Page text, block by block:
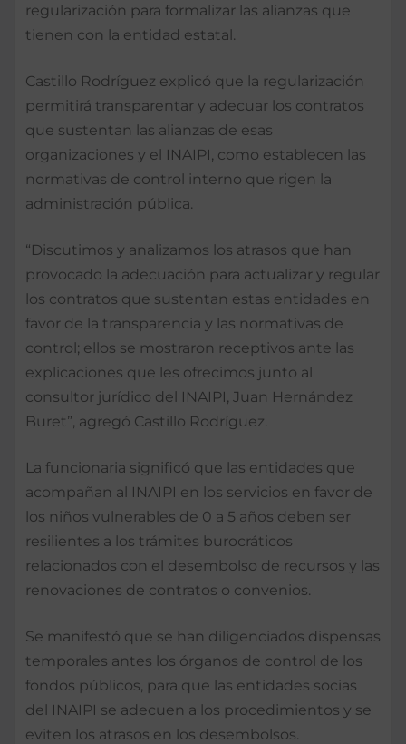
regularización para formalizar las alianzas que
tienen con la entidad estatal.
Castillo Rodríguez explicó que la regularización
permitirá transparentar y adecuar los contratos
que sustentan las alianzas de esas
organizaciones y el INAIPI, como establecen las
normativas de control interno que rigen la
administración pública.
“Discutimos y analizamos los atrasos que han
provocado la adecuación para actualizar y regular
los contratos que sustentan estas entidades en
favor de la transparencia y las normativas de
control; ellos se mostraron receptivos ante las
explicaciones que les ofrecimos junto al
consultor jurídico del INAIPI, Juan Hernández
Buret”, agregó Castillo Rodríguez.
La funcionaria significó que las entidades que
acompañan al INAIPI en los servicios en favor de
los niños vulnerables de 0 a 5 años deben ser
resilientes a los trámites burocráticos
relacionados con el desembolso de recursos y las
renovaciones de contratos o convenios.
Se manifestó que se han diligenciados dispensas
temporales antes los órganos de control de los
fondos públicos, para que las entidades socias
del INAIPI se adecuen a los procedimientos y se
eviten los atrasos en los desembolsos.